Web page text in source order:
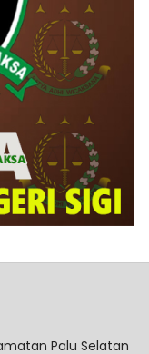
Palu Selatan